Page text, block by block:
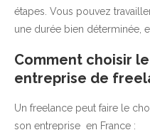
étapes. Vous pouvez
une durée bien déterminée,
Comment choisir
entreprise de
Un freelance peut faire le
son entreprise en France :